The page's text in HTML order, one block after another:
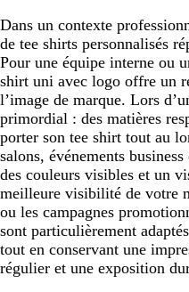
Dans un contexte
de tee shirts personnalisés
Pour une équipe interne ou
shirt uni avec logo offre un
l’image de marque. Lors
primordial : des matières
porter son tee shirt tout au
salons, événements
des couleurs visibles et un
meilleure visibilité de votre
ou les campagnes
sont particulièrement
tout en conservant une
régulier et une exposition